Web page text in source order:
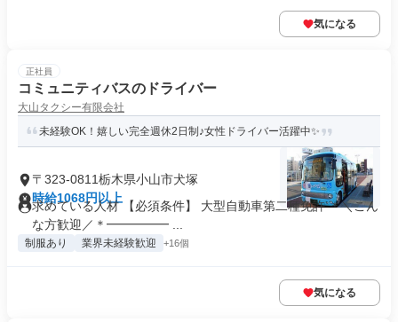
気になる
正社員
コミュニティバスのドライバー
大山タクシー有限会社
未経験OK！嬉しい完全週休2日制♪女性ドライバー活躍中✨
〒323-0811栃木県小山市犬塚
時給1068円以上
求めている人材 【必須条件】 大型自動車第二種免許 ＊＼こん
な方歓迎／＊━━━━━ ...
制服あり 業界未経験歓迎 +16個
気になる